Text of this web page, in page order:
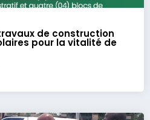
de construction
pour la vitalité de